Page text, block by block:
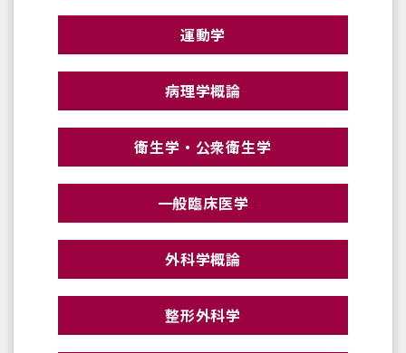
運動学
病理学概論
衛生学・公衆衛生学
一般臨床医学
外科学概論
整形外科学